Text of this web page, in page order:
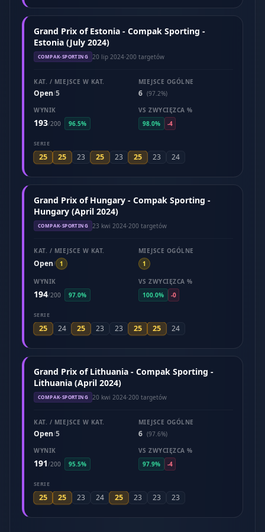
Grand Prix of Estonia - Compak Sporting -
Estonia (July 2024)
COMPAK-SPORTING 20 lip 2024·200 targetów
KAT. / MIEJSCE W KAT.
Open/5
MIEJSCE OGÓLNE
6 (97.2%)
WYNIK
193/200 96.5%
VS ZWYCIĘZCA %
98.0%
-4
SERIE
25 25 23 25 23 25 23 24
Grand Prix of Hungary - Compak Sporting -
Hungary (April 2024)
COMPAK-SPORTING 23 kwi 2024·200 targetów
KAT. / MIEJSCE W KAT.
Open/ 1
MIEJSCE OGÓLNE
1
WYNIK
194/200 97.0%
VS ZWYCIĘZCA %
100.0%
-0
SERIE
25 24 25 23 23 25 25 24
Grand Prix of Lithuania - Compak Sporting -
Lithuania (April 2024)
COMPAK-SPORTING 20 kwi 2024·200 targetów
KAT. / MIEJSCE W KAT.
Open/5
MIEJSCE OGÓLNE
6 (97.6%)
WYNIK
191/200 95.5%
VS ZWYCIĘZCA %
97.9%
-4
SERIE
25 25 23 24 25 23 23 23